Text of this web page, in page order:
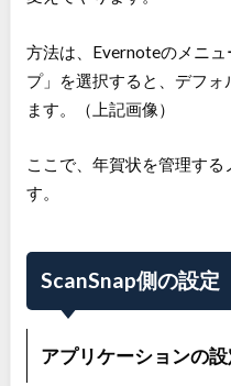
方法は、Evernoteのメニ
プ」を選択すると、デフォ
ます。（上記画像）
ここで、年賀状を管理す
す。
ScanSnap側の設定
アプリケーションの設